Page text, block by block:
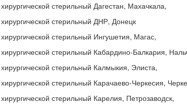
стерильный Дагестан, Махачкала,
стерильный ДНР, Донецк
стерильный Ингушетия, Магас,
стерильный Кабардино-Балкария,
стерильный Калмыкия, Элиста,
стерильный Карачаево-Черкесия,
стерильный Карелия, Петрозаводск,